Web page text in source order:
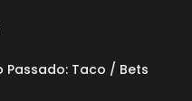
Passado: Taco / Bets